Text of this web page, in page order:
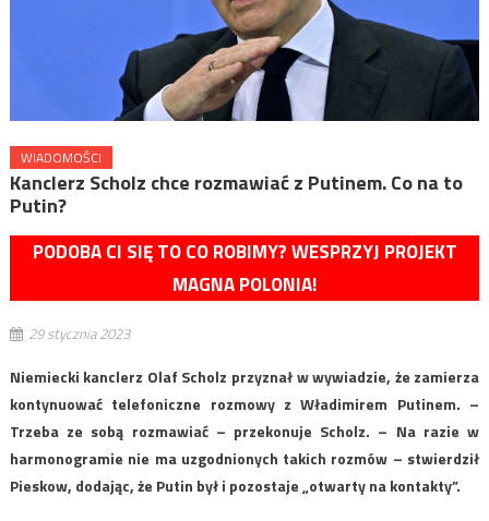
WIADOMOŚCI
Kanclerz Scholz chce rozmawiać z Putinem. Co na to
Putin?
PODOBA CI SIĘ TO CO ROBIMY? WESPRZYJ PROJEKT
MAGNA POLONIA!
29 stycznia 2023
Niemiecki kanclerz Olaf Scholz przyznał w wywiadzie, że zamierza
kontynuować telefoniczne rozmowy z Władimirem Putinem. –
Trzeba ze sobą rozmawiać – przekonuje Scholz. – Na razie w
harmonogramie nie ma uzgodnionych takich rozmów – stwierdził
Pieskow, dodając, że Putin był i pozostaje „otwarty na kontakty”.